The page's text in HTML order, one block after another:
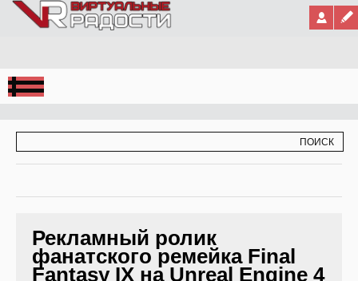
Jump to Navigation
Рекламный ролик
фанатского ремейка Final
Fantasy IX на Unreal Engine 4